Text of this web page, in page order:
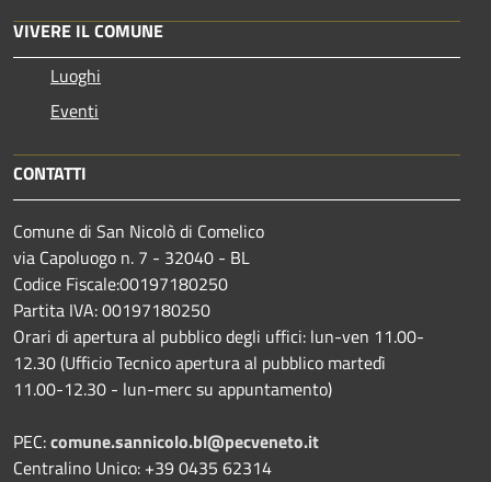
VIVERE IL COMUNE
Luoghi
Eventi
CONTATTI
Comune di San Nicolò di Comelico
via Capoluogo n. 7 - 32040 - BL
Codice Fiscale:00197180250
Partita IVA: 00197180250
Orari di apertura al pubblico degli uffici: lun-ven 11.00-
12.30 (Ufficio Tecnico apertura al pubblico martedì
11.00-12.30 - lun-merc su appuntamento)
PEC:comune.sannicolo.bl@pecveneto.it
Centralino Unico: +39 0435 62314